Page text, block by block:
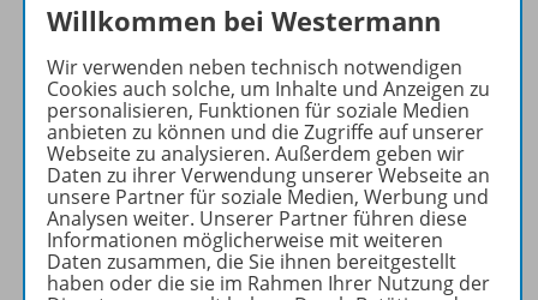
PRAXIS PHILOSOPHIE &
ETHIK
Ihr Wegweiser zu den
wichtigsten Seiten:
zu den Abo-Angeboten
zum Zeitschriftenkiosk
zum Online-Archiv
Willkommen bei Westermann
Wir verwenden neben technisch notwendigen
Cookies auch solche, um Inhalte und Anzeigen zu
personalisieren, Funktionen für soziale Medien
anbieten zu können und die Zugriffe auf unserer
Webseite zu analysieren. Außerdem geben wir
Daten zu ihrer Verwendung unserer Webseite an
unsere Partner für soziale Medien, Werbung und
Analysen weiter. Unserer Partner führen diese
Informationen möglicherweise mit weiteren
Daten zusammen, die Sie ihnen bereitgestellt
haben oder die sie im Rahmen Ihrer Nutzung der